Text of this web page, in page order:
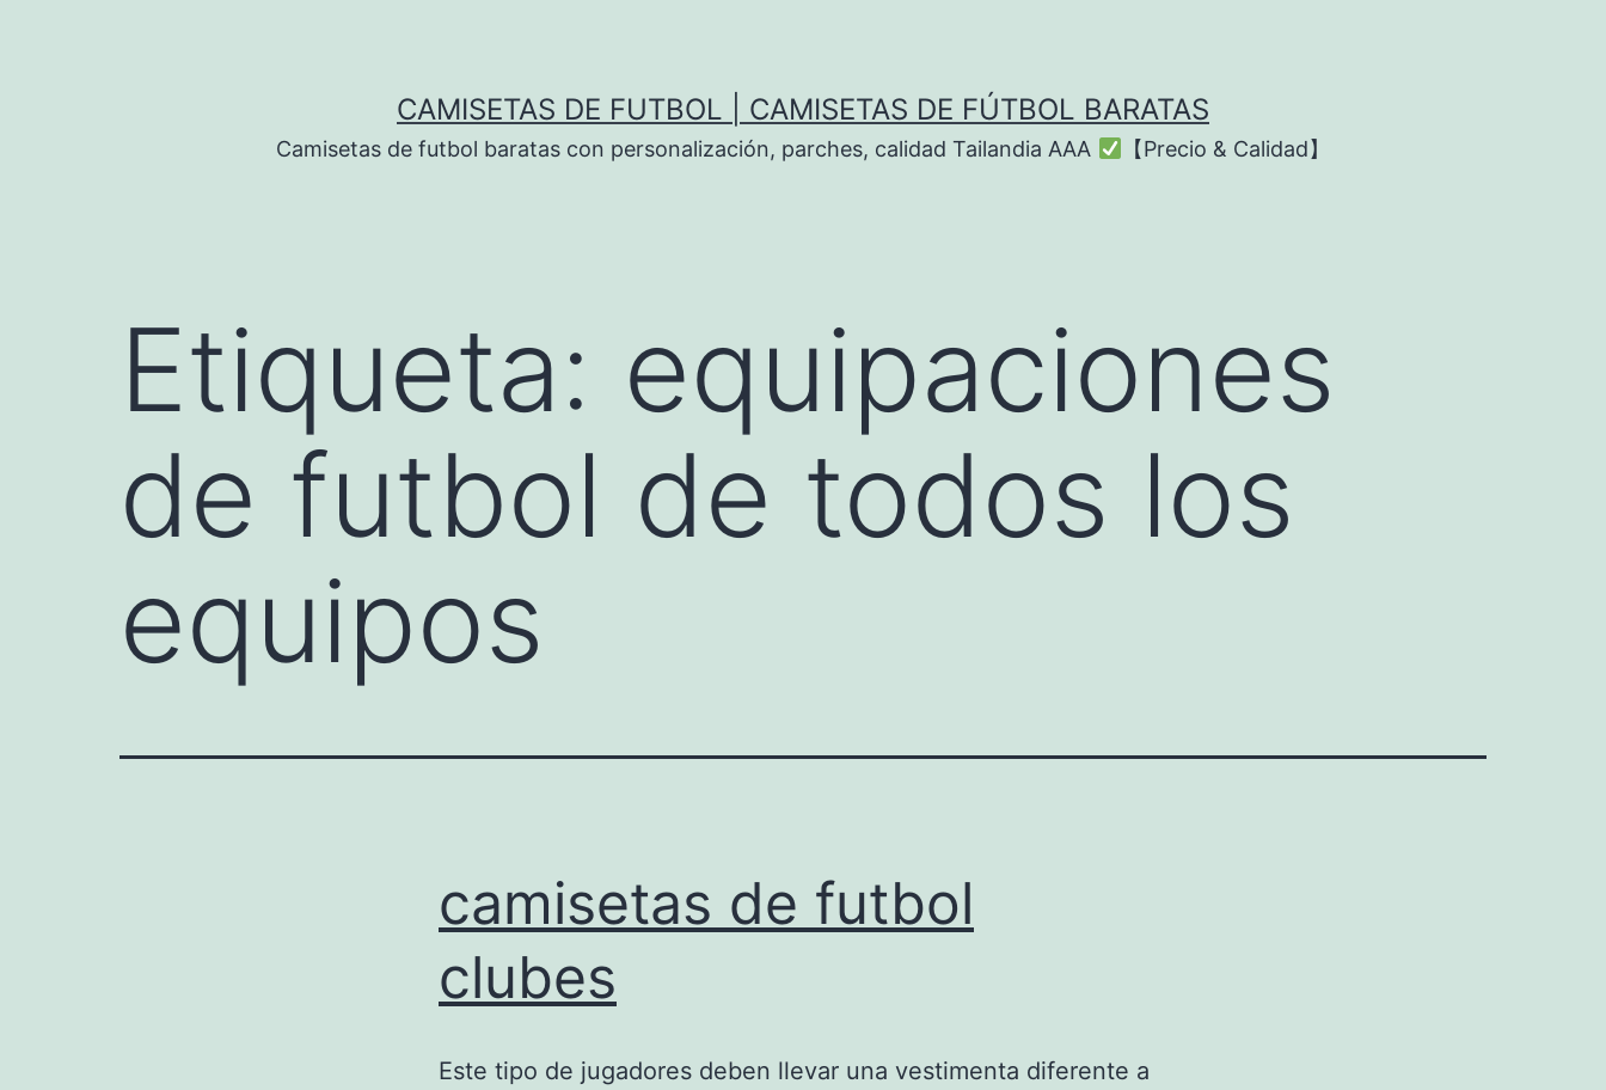
CAMISETAS DE FUTBOL | CAMISETAS DE FÚTBOL BARATAS
Camisetas de futbol baratas con personalización, parches, calidad Tailandia AAA 【Precio & Calidad】
Etiqueta: equipaciones
de futbol de todos los
equipos
camisetas de futbol
clubes
Este tipo de jugadores deben llevar una vestimenta diferente a